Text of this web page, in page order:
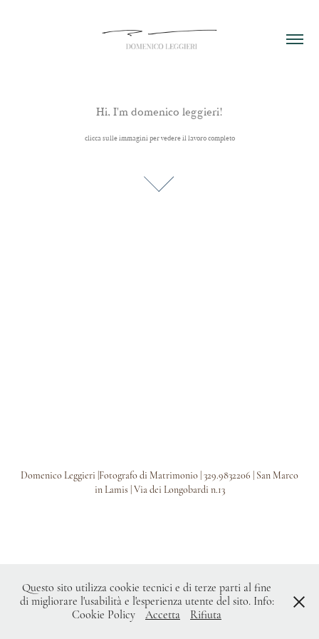
Hi, I'm domenico leggieri!
clicca sulle immagini per vedere il lavoro completo
Domenico Leggieri |Fotografo di Matrimonio | 329.9832206 | San Marco
in Lamis | Via dei Longobardi n.13
Questo sito utilizza cookie tecnici e di terze parti al fine
di migliorare l'usabilità e l'esperienza utente del sito. Info:
Cookie Policy
Accetta Rifiuta